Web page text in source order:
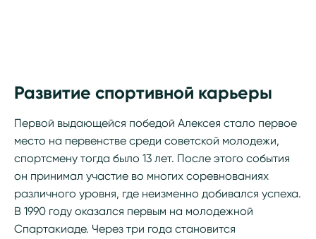
Развитие спортивной карьеры
Первой выдающейся победой Алексея стало первое
место на первенстве среди советской молодежи,
спортсмену тогда было 13 лет. После этого события
он принимал участие во многих соревнованиях
различного уровня, где неизменно добивался успеха.
В 1990 году оказался первым на молодежной
Спартакиаде. Через три года становится